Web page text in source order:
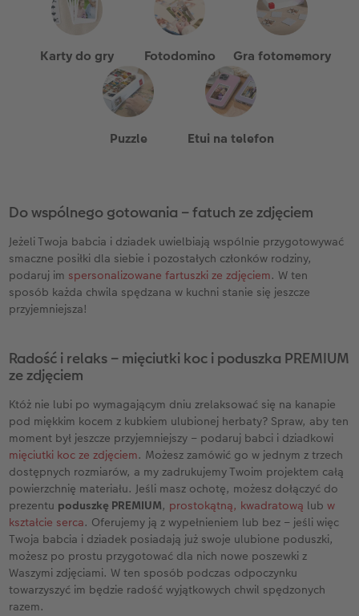
Karty do gry Fotodomino Gra fotomemory
Puzzle Etui na telefon
Do wspólnego gotowania – fatuch ze zdjęciem
Jeżeli Twoja babcia i dziadek uwielbiają wspólnie przygotowywać
smaczne posiłki dla siebie i pozostałych członków rodziny,
podaruj im spersonalizowane fartuszki ze zdjęciem. W ten
sposób każda chwila spędzana w kuchni stanie się jeszcze
przyjemniejsza!
Radość i relaks – mięciutki koc i poduszka PREMIUM
ze zdjęciem
Któż nie lubi po wymagającym dniu zrelaksować się na kanapie
pod miękkim kocem z kubkiem ulubionej herbaty? Spraw, aby ten
moment był jeszcze przyjemniejszy – podaruj babci i dziadkowi
mięciutki koc ze zdjęciem. Możesz zamówić go w jednym z trzech
dostępnych rozmiarów, a my zadrukujemy Twoim projektem całą
powierzchnię materiału. Jeśli masz ochotę, możesz dołączyć do
prezentu poduszkę PREMIUM, prostokątną, kwadratową lubw
kształcie serca. Oferujemy ją z wypełnieniem lub bez – jeśli więc
Twoja babcia i dziadek posiadają już swoje ulubione poduszki,
możesz po prostu przygotować dla nich nowe poszewki z
Waszymi zdjęciami. W ten sposób podczas odpoczynku
towarzyszyć im będzie radość wyjątkowych chwil spędzonych
razem.